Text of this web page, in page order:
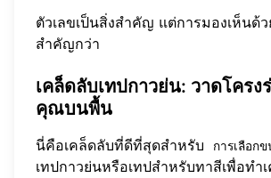
ตัวเลขเป็นสิ่งสำคัญ แต่การมองเห็นด้ว
สำคัญกว่า
เคล็ดลับเทปกาวย่น: วาดโครง
คุณบนพื้น
นี่คือเคล็ดลับที่ดีที่สุดสำหรับ การเลือก
เทปกาวย่นหรือเทปสำหรับทาสีเพื่อทำ